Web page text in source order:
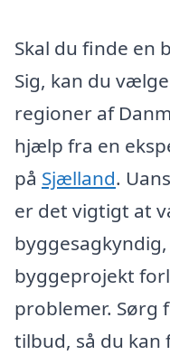
Skal du finde en
Sig, kan du
regioner af
hjælp fra en
på Sjælland.
er det vigtigt at
byggeprojekt
problemer. Sørg
tilbud, så du kan